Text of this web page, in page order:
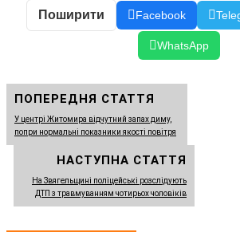
Поширити Facebook
WhatsApp
ПОПЕРЕДНЯ СТАТТЯ
У центрі Житомира відчутний запах диму,
попри нормальні показники якості повітря
НАСТУПНА СТАТТЯ
На Звягельщині поліцейські розслідують
ДТП з травмуванням чотирьох чоловіків